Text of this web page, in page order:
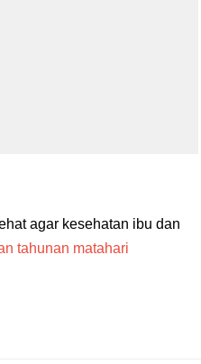
agar kesehatan ibu dan
tahunan matahari